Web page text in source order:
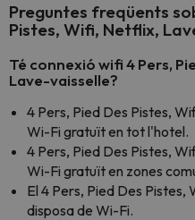
Preguntes freqüents
Pistes, Wifi, Netflix,
Té connexió wifi 4 Pers,
Lave-vaisselle?
4 Pers, Pied Des Pistes,
Wi-Fi gratuït en tot l'hotel.
4 Pers, Pied Des Pistes,
Wi-Fi gratuït en zones
El 4 Pers, Pied Des
disposa de Wi-Fi.